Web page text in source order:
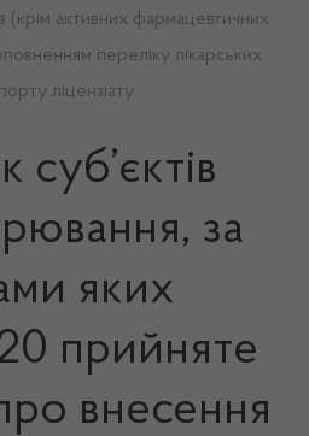
(крім активних фармацевтичних
переліку лікарських
ліцензіату
суб’єктів
за
яких
прийняте
внесення